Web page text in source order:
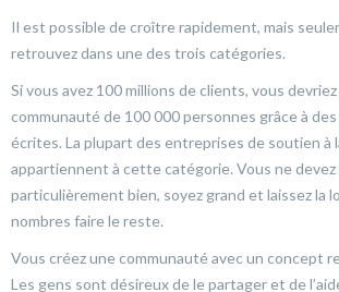
Il est possible de croître rapidement, mais
retrouvez dans une des trois catégories.
Si vous avez 100 millions de clients, vous
communauté de 100 000 personnes grâce à
écrites. La plupart des entreprises de soutien à
appartiennent à cette catégorie. Vous ne
particulièrement bien, soyez grand et laissez la
nombres faire le reste.
Vous créez une communauté avec un concept
Les gens sont désireux de le partager et de